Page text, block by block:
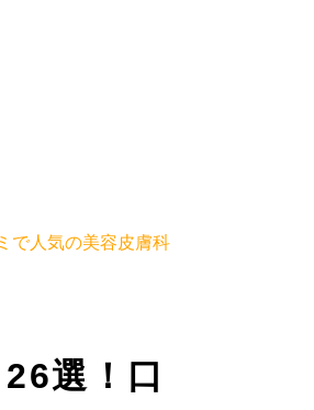
で人気の美容皮膚科
選！口